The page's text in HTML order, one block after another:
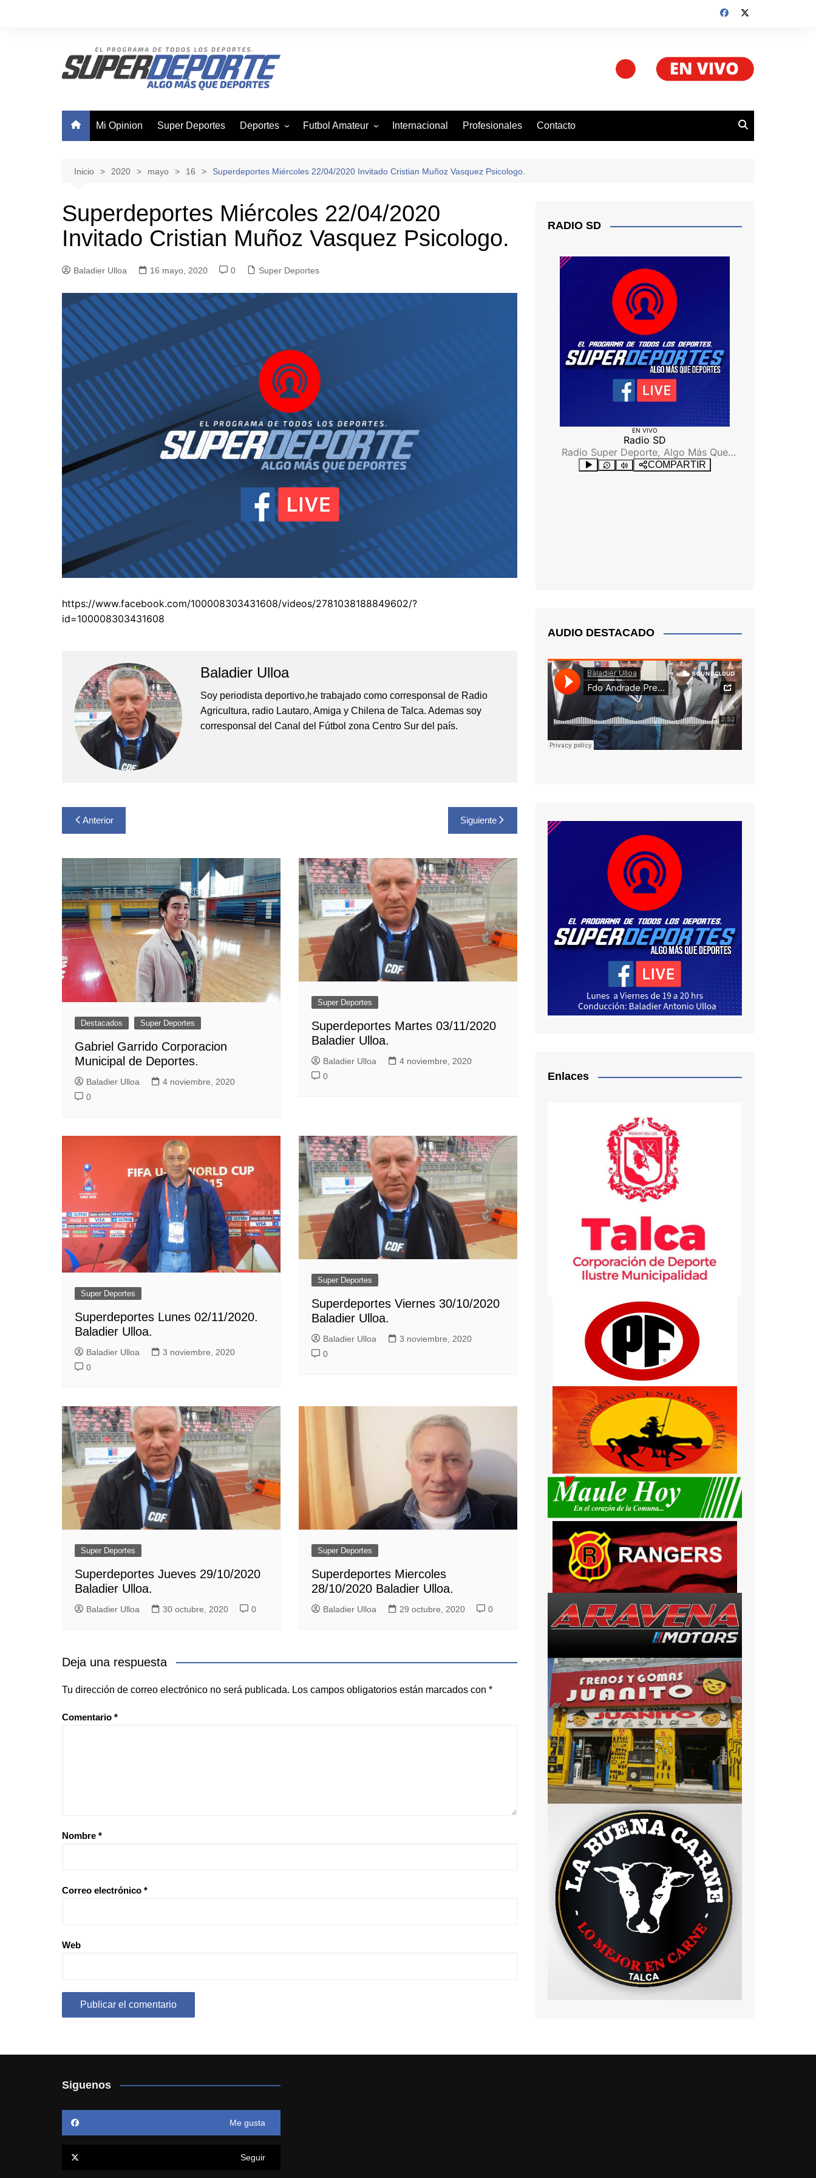
Mi Opinion Super Deportes Deportes
Basquetbol
Canotaje
Ciclismo
Natacion
Pesca y Caza
Rodeo
Tenis
Tenis de Mesa
Voleibol
Futbol Amateur
Asofutbol
Canal Rural
Liga Vecinal
Viejos Cracks
Villa San Agustin
Internacional Profesionales Contacto
Inicio 2020 mayo 16 Superdeportes Miércoles 22/04/2020 Invitado Cristian Muñoz Vasquez Psicologo.
Superdeportes Miércoles 22/04/2020
Invitado Cristian Muñoz Vasquez Psicologo.
Baladier Ulloa 16 mayo, 2020 0 Super Deportes
https://www.facebook.com/100008303431608/videos/2781038188849602/?
id=100008303431608
Baladier Ulloa
Soy periodista deportivo,he trabajado como corresponsal de Radio
Agricultura, radio Lautaro, Amiga y Chilena de Talca. Ademas soy
corresponsal del Canal del Fútbol zona Centro Sur del país.
Navegación
de
entradas
Anterior Siguiente
Destacados Super Deportes
Gabriel Garrido Corporacion
Municipal de Deportes.
Baladier Ulloa
4 noviembre, 2020
0
Super Deportes
Superdeportes Martes 03/11/2020
Baladier Ulloa.
Baladier Ulloa
4 noviembre, 2020
0
Super Deportes
Superdeportes Lunes 02/11/2020.
Baladier Ulloa.
Baladier Ulloa
3 noviembre, 2020
0
Super Deportes
Superdeportes Viernes 30/10/2020
Baladier Ulloa.
Baladier Ulloa
3 noviembre, 2020
0
Super Deportes
Superdeportes Jueves 29/10/2020
Baladier Ulloa.
Baladier Ulloa 30 octubre, 2020 0
Super Deportes
Superdeportes Miercoles
28/10/2020 Baladier Ulloa.
Baladier Ulloa 29 octubre, 2020 0
Deja una respuesta
Tu dirección de correo electrónico no será publicada. Los campos obligatorios están marcados con *
Comentario *
Nombre *
Correo electrónico *
Web
RADIO SD
AUDIO DESTACADO
Enlaces
Siguenos
Me gusta
Seguir